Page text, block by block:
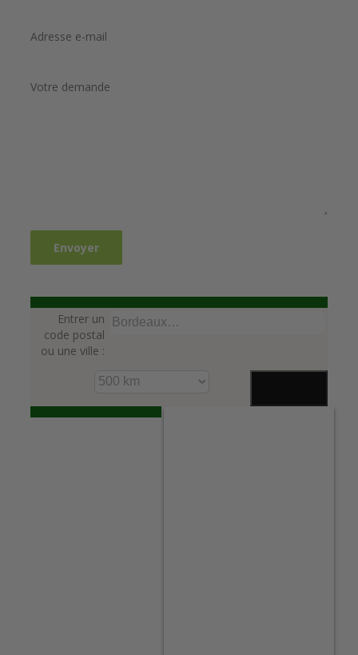
Adresse e-mail
Votre demande
Entrer un
code postal
ou une ville :